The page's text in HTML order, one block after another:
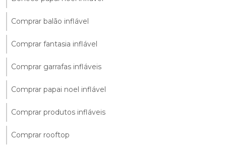
Comprar balão inflável
Comprar fantasia inflável
Comprar garrafas infláveis
Comprar papai noel inflável
Comprar produtos infláveis
Comprar rooftop